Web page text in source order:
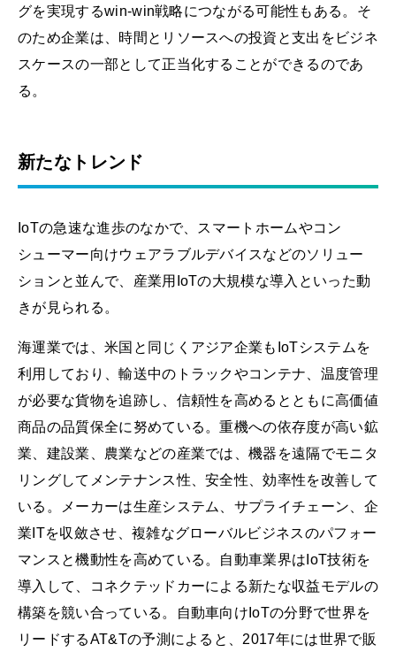
グを実現するwin-win戦略につながる可能性もある。そ
のため企業は、時間とリソースへの投資と支出をビジネ
スケースの一部として正当化することができるのであ
る。
新たなトレンド
IoTの急速な進歩のなかで、スマートホームやコン
シューマー向けウェアラブルデバイスなどのソリュー
ションと並んで、産業用IoTの大規模な導入といった動
きが見られる。
海運業では、米国と同じくアジア企業もIoTシステムを
利用しており、輸送中のトラックやコンテナ、温度管理
が必要な貨物を追跡し、信頼性を高めるとともに高価値
商品の品質保全に努めている。重機への依存度が高い鉱
業、建設業、農業などの産業では、機器を遠隔でモニタ
リングしてメンテナンス性、安全性、効率性を改善して
いる。メーカーは生産システム、サプライチェーン、企
業ITを収斂させ、複雑なグローバルビジネスのパフォー
マンスと機動性を高めている。自動車業界はIoT技術を
導入して、コネクテッドカーによる新たな収益モデルの
構築を競い合っている。自動車向けIoTの分野で世界を
リードするAT&Tの予測によると、2017年には世界で販